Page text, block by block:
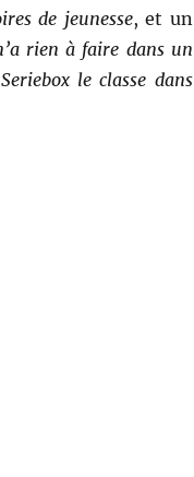
de jeunesse, et un
rien à faire dans un
le classe dans